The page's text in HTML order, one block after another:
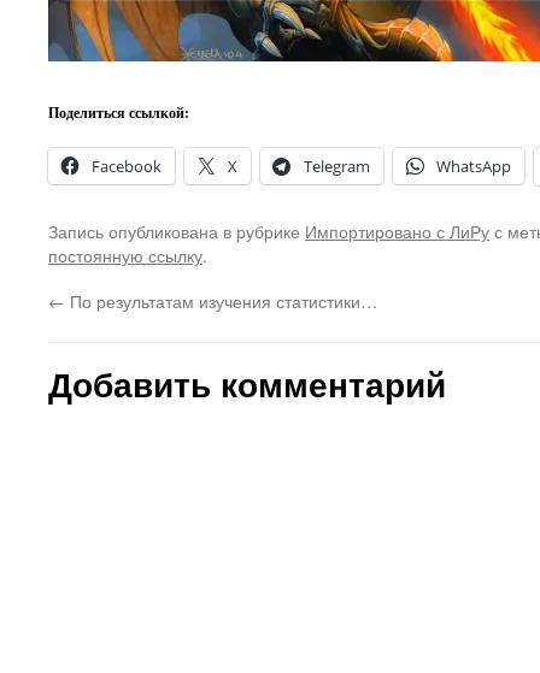
Поделиться ссылкой:
Facebook X Telegram WhatsApp
Запись опубликована в рубрике Импортировано с ЛиРус
постоянную ссылку.
← По результатам изучения статистики…
Добавить комментарий